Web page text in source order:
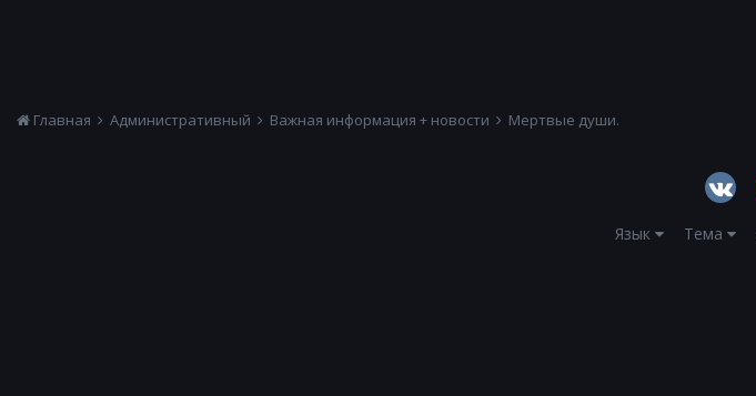
Главная Административный Важная информация + новости Мертвые души.
Язык Тема